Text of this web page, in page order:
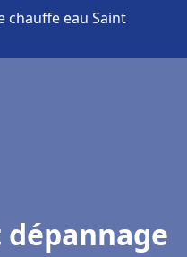
chauffe eau Saint